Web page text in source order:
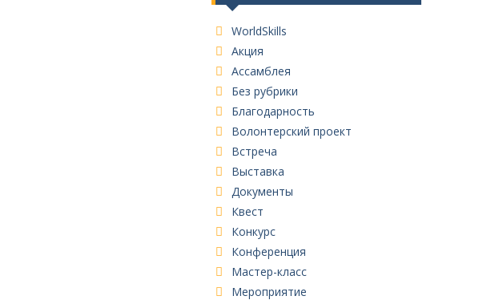
WorldSkills
Акция
Ассамблея
Без рубрики
Благодарность
Волонтерский проект
Встреча
Выставка
Документы
Квест
Конкурс
Конференция
Мастер-класс
Мероприятие